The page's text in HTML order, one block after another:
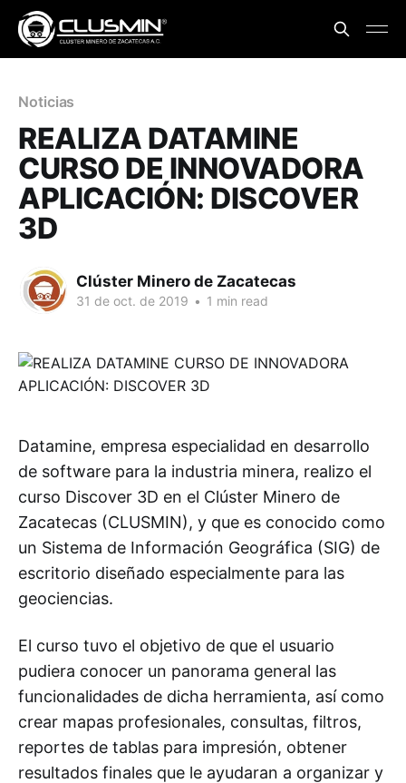
Noticias
REALIZA DATAMINE
CURSO DE INNOVADORA
APLICACIÓN: DISCOVER
3D
Clúster Minero de Zacatecas
31 de oct. de 2019 • 1 min read
Datamine, empresa especialidad en desarrollo
de software para la industria minera, realizo el
curso Discover 3D en el Clúster Minero de
Zacatecas (CLUSMIN), y que es conocido como
un Sistema de Información Geográfica (SIG) de
escritorio diseñado especialmente para las
geociencias.
El curso tuvo el objetivo de que el usuario
pudiera conocer un panorama general las
funcionalidades de dicha herramienta, así como
crear mapas profesionales, consultas, filtros,
reportes de tablas para impresión, obtener
resultados finales que le ayudaran a organizar y